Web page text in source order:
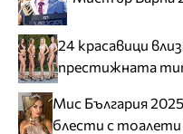
24 красавици
престижната
Мис България
блести с